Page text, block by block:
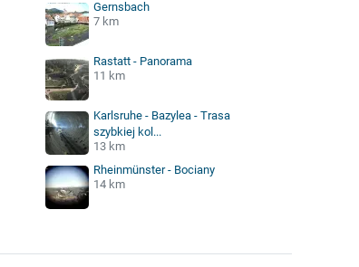
Gernsbach
7 km
Rastatt - Panorama
11 km
Karlsruhe - Bazylea - Trasa
szybkiej kol...
13 km
Rheinmünster - Bociany
14 km